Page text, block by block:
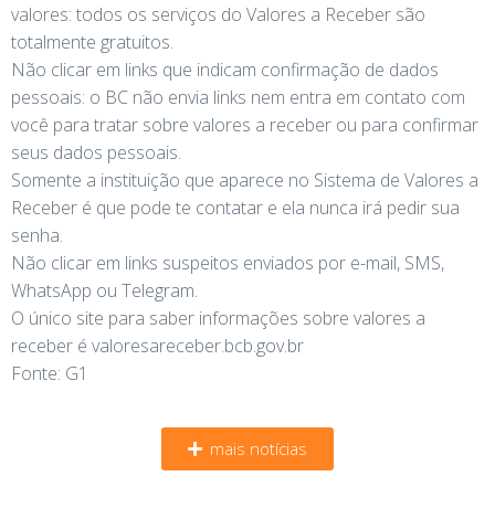
valores: todos os serviços do Valores a Receber são
totalmente gratuitos.
Não clicar em links que indicam confirmação de dados
pessoais: o BC não envia links nem entra em contato com
você para tratar sobre valores a receber ou para confirmar
seus dados pessoais.
Somente a instituição que aparece no Sistema de Valores a
Receber é que pode te contatar e ela nunca irá pedir sua
senha.
Não clicar em links suspeitos enviados por e-mail, SMS,
WhatsApp ou Telegram.
O único site para saber informações sobre valores a
receber é valoresareceber.bcb.gov.br
Fonte: G1
mais notícias